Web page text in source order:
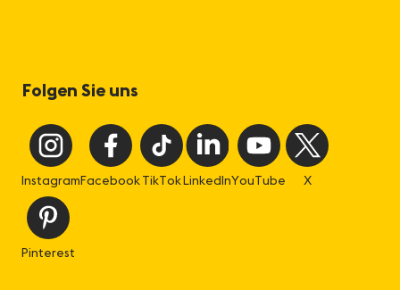
Folgen Sie uns
InstagramFacebookTikTokLinkedInYouTube X
Pinterest